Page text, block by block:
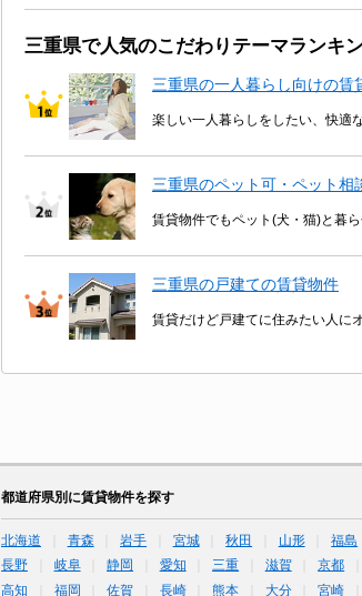
三重県で人気のこだわりテーマランキ
三重県の一人暮らし向けの賃
楽しい一人暮らしをしたい、快適
三重県のペット可・ペット相
賃貸物件でもペット(犬・猫)と暮
三重県の戸建ての賃貸物件
賃貸だけど戸建てに住みたい人に
都道府県別に賃貸物件を探す
北海道 青森 岩手 宮城 秋田 山形 福島
長野
岐阜 静岡 愛知 三重 滋賀 京都
高知
福岡 佐賀 長崎 熊本 大分 宮崎